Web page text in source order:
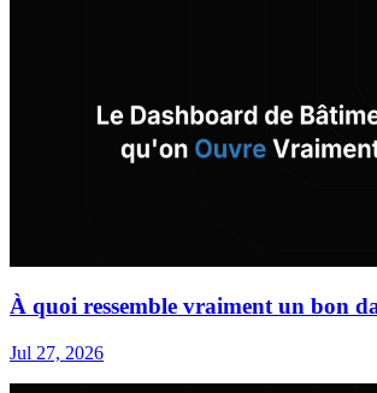
À quoi ressemble vraiment un bon
Jul 27, 2026